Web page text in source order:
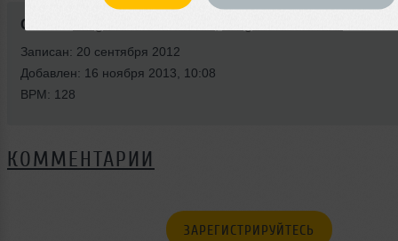
Стили:
Записан: 20 сентября 2012
Добавлен: 16 ноября 2013, 10:08
BPM: 128
КОММЕНТАРИИ
ЗАРЕГИСТРИРУЙТЕСЬ